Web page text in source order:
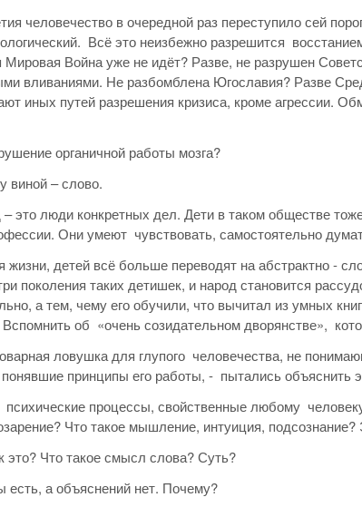
человечество в очередной раз переступило сей
Всё это неизбежно разрешится
Мировая Война уже не идёт? Разве, не разрушен
вливаниями. Не разбомблена Югославия? Разве
иных путей разрешения кризиса, кроме агрессии.
органичной работы мозга?
виной – слово.
это люди конкретных дел. Дети в таком обществе
Они умеют чувствовать, самостоятельно
детей всё больше переводят на абстрактно -
поколения таких детишек, и народ становится
а тем, чему его обучили, что вычитал из умных
Вспомнить об «очень созидательном дворянстве»,
ловушка для глупого человечества, не
принципы его работы, - пытались объяснить
процессы, свойственные любому
Что такое мышление, интуиция,
это? Что такое смысл слова? Суть?
есть, а объяснений нет. Почему?